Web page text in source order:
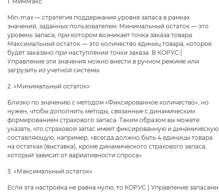
Min-max — стратегия поддержания уровня запаса в рамках
значений, заданных пользователем. Минимальный остаток — это
уровень запаса, при котором возникает точка заказа товара.
Максимальный остаток — это количество единиц товара, которое
будет заказано при наступлении точки заказа. В КОРУС |
Управление эти значения можно внести в ручном режиме или
загрузить из учетной системы.
2. «Минимальный остаток»
Близко по значению с методом «Фиксированное количество», но
нужен, чтобы дополнить методы, связанные с динамическим
формированием страхового запаса. Таким образом вы можете
указать, что страховой запас имеет фиксированную и динамическую
составляющую, например, «всегда должно быть 4 единицы товара
на остатках (выставка), кроме динамического страхового запаса,
который зависит от вариативности спроса».
3. «Максимальный остаток»
Если эта настройка не равна нулю, то КОРУС | Управление запасами